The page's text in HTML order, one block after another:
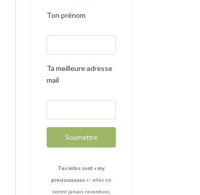
Ton prénom
Ta meilleure adresse
mail
Soumettre
Tes infos sont « my
preciouuuuus » : elles ne
seront jamais revendues,